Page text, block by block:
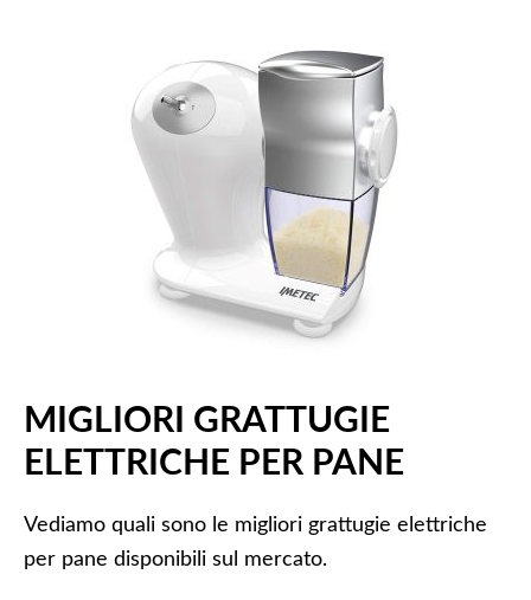
MIGLIORI GRATTUGIE
ELETTRICHE PER PANE
Vediamo quali sono le migliori grattugie elettriche
per pane disponibili sul mercato.